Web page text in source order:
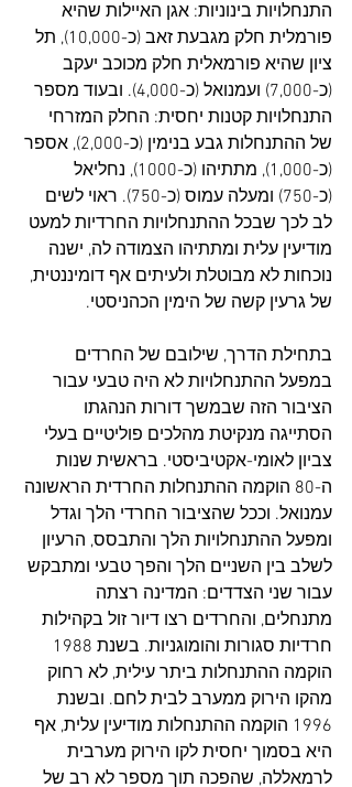
התנחלויות בינוניות: אגן האיילות שהיא
פורמלית חלק מגבעת זאב (כ-10,000), תל
ציון שהיא פורמאלית חלק מכוכב יעקב
(כ-7,000) ועמנואל (כ-4,000). ובעוד מספר
התנחלויות קטנות יחסית: החלק המזרחי
של ההתנחלות גבע בנימין (כ-2,000), אספר
(כ-1,000), מתתיהו (כ-1000), נחליאל
(כ-750) ומעלה עמוס (כ-750). ראוי לשים
לב לכך שבכל ההתנחלויות החרדיות למעט
מודיעין עלית ומתתיהו הצמודה לה, ישנה
נוכחות לא מבוטלת ולעיתים אף דומיננטית,
של גרעין קשה של הימין הכהניסטי.
בתחילת הדרך, שילובם של החרדים
במפעל ההתנחלויות לא היה טבעי עבור
הציבור הזה שבמשך דורות הנהגתו
הסתייגה מנקיטת מהלכים פוליטיים בעלי
צביון לאומי-אקטיביסטי. בראשית שנות
ה-80 הוקמה ההתנחלות החרדית הראשונה
עמנואל. וככל שהציבור החרדי הלך וגדל
ומפעל ההתנחלויות הלך והתבסס, הרעיון
לשלב בין השניים הלך והפך טבעי ומתבקש
עבור שני הצדדים: המדינה רצתה
מתנחלים, והחרדים רצו דיור זול בקהילות
הוקמה ההתנחלות ביתר עילית, לא רחוק
מהקו הירוק ממערב לבית לחם. ובשנת
1996 הוקמה ההתנחלות מודיעין עלית, אף
היא בסמוך יחסית לקו הירוק מערבית
לרמאללה, שהפכה תוך מספר לא רב של